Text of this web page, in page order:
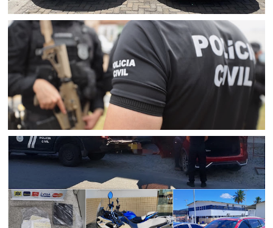
POLICIAL
Polícia Civil apreende picape clonada em Senhor do
Bonfim (BA)
CURAÇÁ
Mulher suspeita de aplicar golpes que fez ao menos 25
vítimas idosas em Curaçá é presa pela Polícia Civil em
Senhor do Bonfim